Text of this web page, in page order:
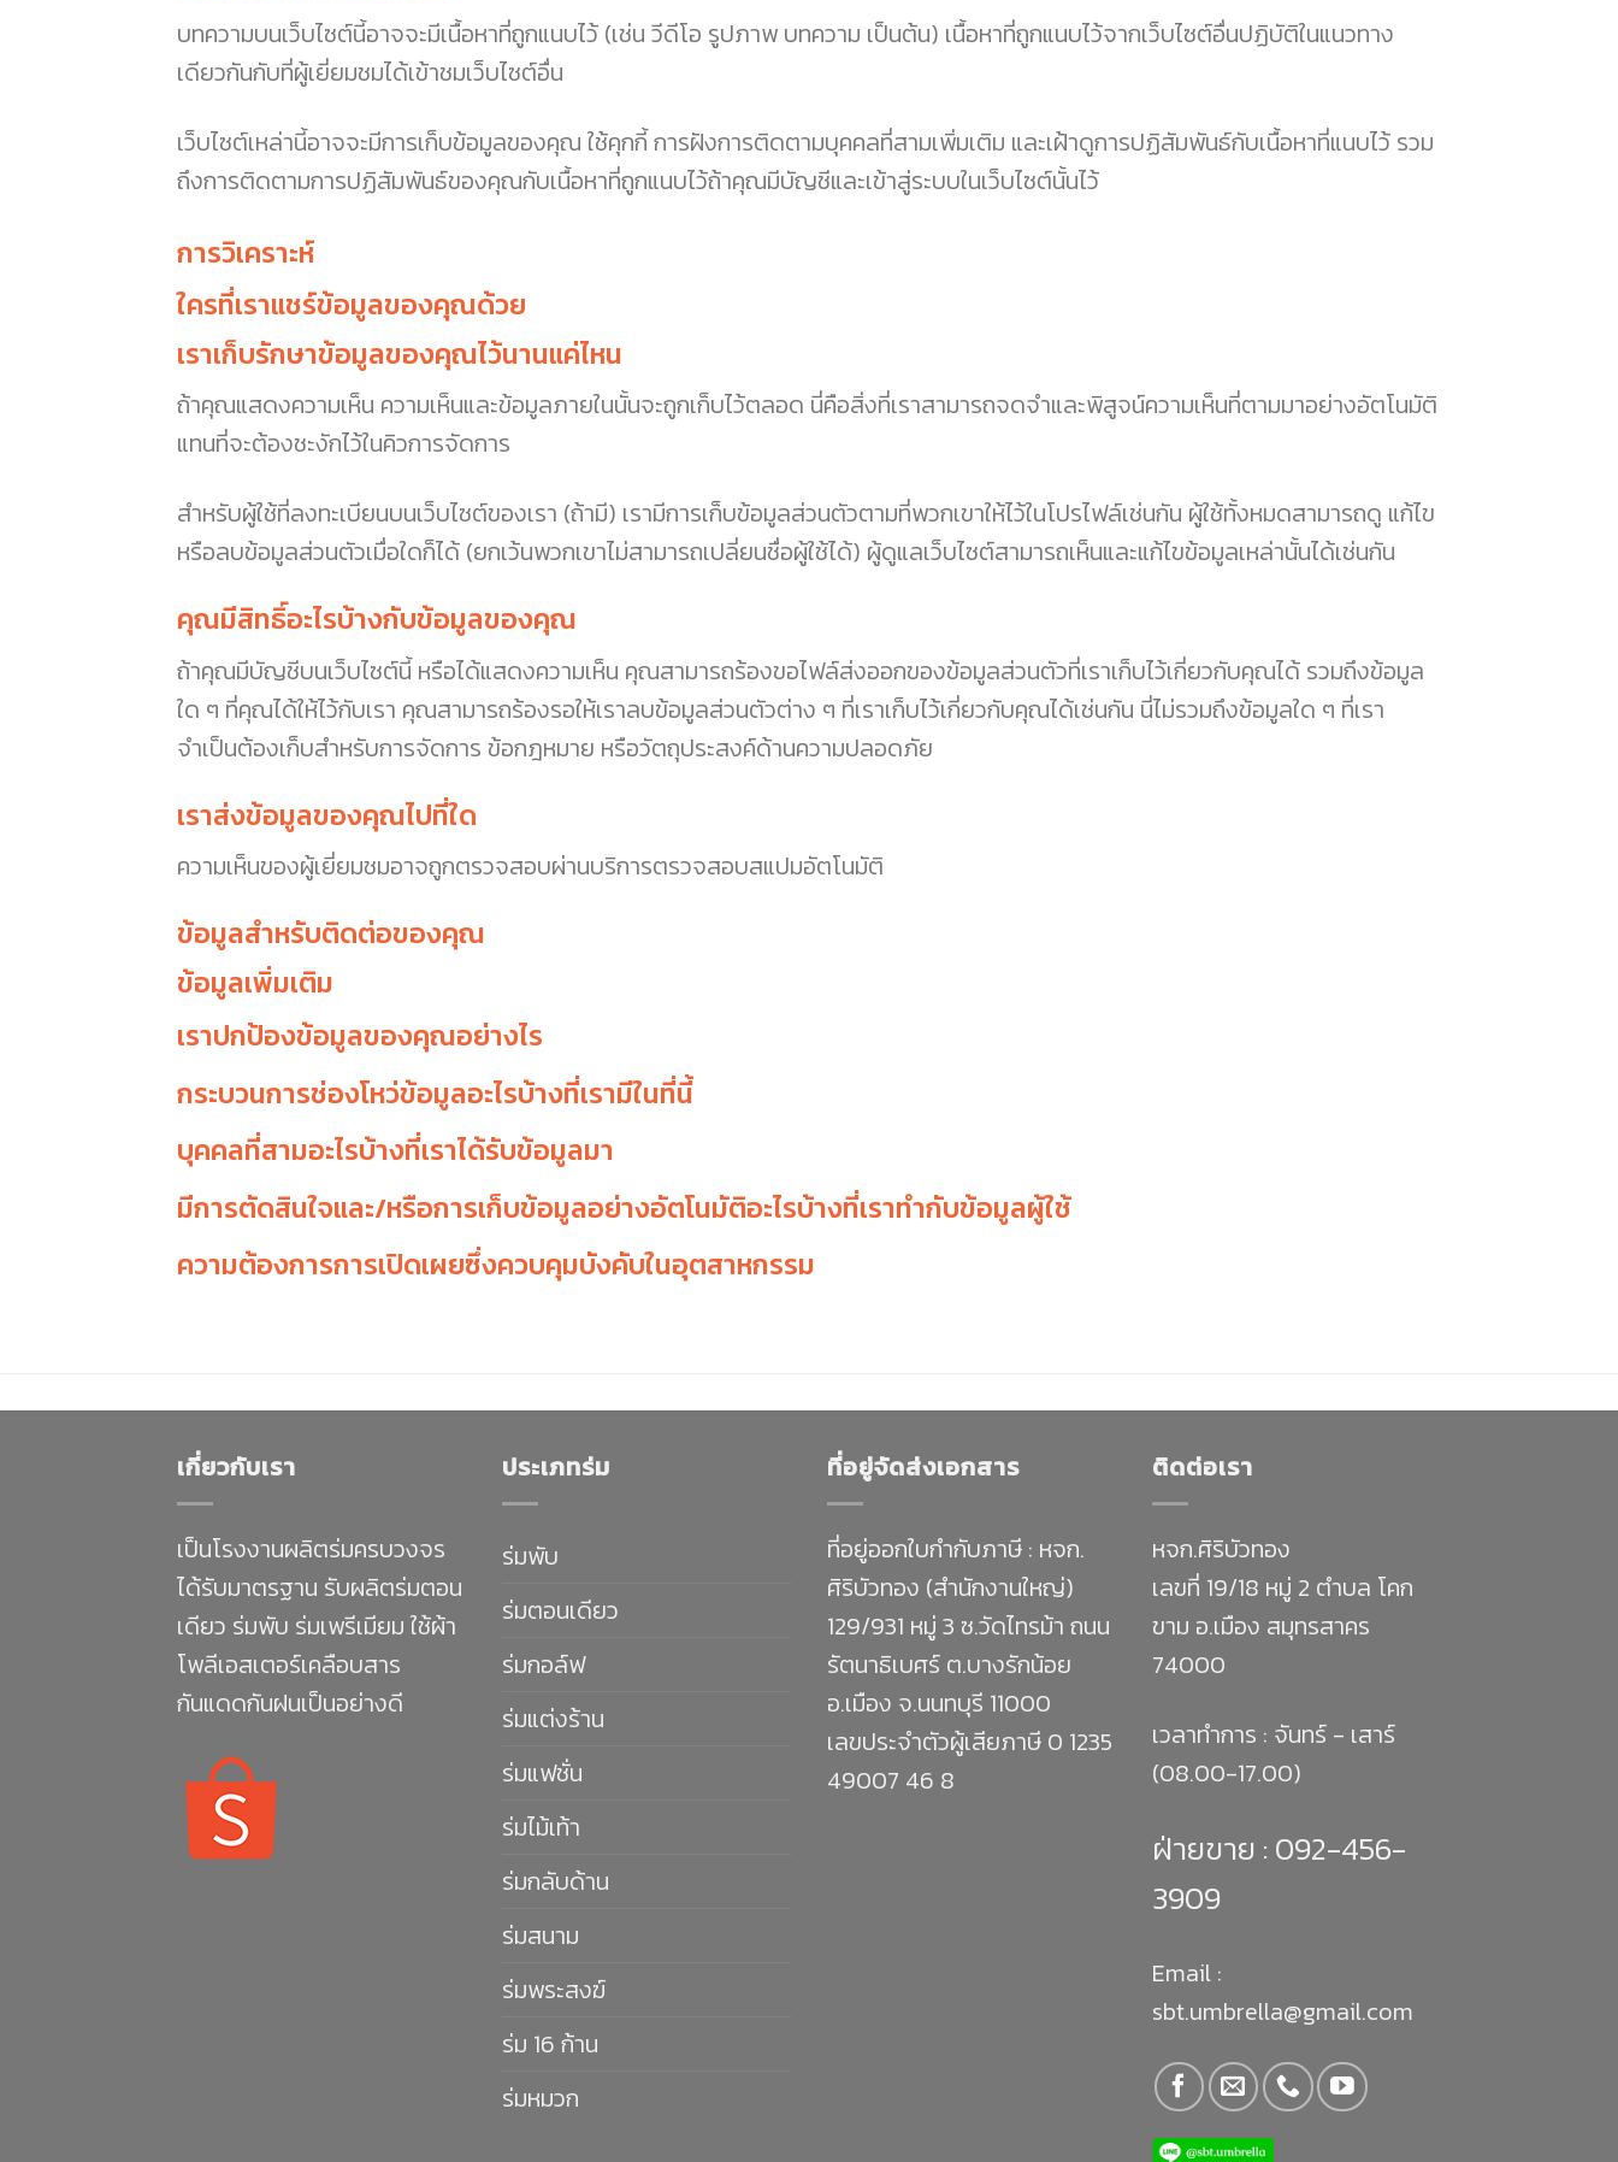
บทความบนเว็บไซต์นี้อาจจะมีเนื้อหาที่ถูกแนบไว้ (เช่น วีดีโอ รูปภาพ บทความ เป็นต้น) เนื้อหาที่ถูกแนบไว้จากเว็บไซต์อื่นปฏิบัติในแนวทาง
เดียวกันกับที่ผู้เยี่ยมชมได้เข้าชมเว็บไซต์อื่น
เว็บไซต์เหล่านี้อาจจะมีการเก็บข้อมูลของคุณ ใช้คุกกี้ การฝังการติดตามบุคคลที่สามเพิ่มเติม และเฝ้าดูการปฏิสัมพันธ์กับเนื้อหาที่แนบไว้ รวม
ถึงการติดตามการปฏิสัมพันธ์ของคุณกับเนื้อหาที่ถูกแนบไว้ถ้าคุณมีบัญชีและเข้าสู่ระบบในเว็บไซต์นั้นไว้
การวิเคราะห์
ใครที่เราแชร์ข้อมูลของคุณด้วย
เราเก็บรักษาข้อมูลของคุณไว้นานแค่ไหน
ถ้าคุณแสดงความเห็น ความเห็นและข้อมูลภายในนั้นจะถูกเก็บไว้ตลอด นี่คือสิ่งที่เราสามารถจดจำและพิสูจน์ความเห็นที่ตามมาอย่างอัตโนมัติ
แทนที่จะต้องชะงักไว้ในคิวการจัดการ
สำหรับผู้ใช้ที่ลงทะเบียนบนเว็บไซต์ของเรา (ถ้ามี) เรามีการเก็บข้อมูลส่วนตัวตามที่พวกเขาให้ไว้ในโปรไฟล์เช่นกัน ผู้ใช้ทั้งหมดสามารถดู แก้ไข
หรือลบข้อมูลส่วนตัวเมื่อใดก็ได้ (ยกเว้นพวกเขาไม่สามารถเปลี่ยนชื่อผู้ใช้ได้) ผู้ดูแลเว็บไซต์สามารถเห็นและแก้ไขข้อมูลเหล่านั้นได้เช่นกัน
คุณมีสิทธิ์อะไรบ้างกับข้อมูลของคุณ
ถ้าคุณมีบัญชีบนเว็บไซต์นี้ หรือได้แสดงความเห็น คุณสามารถร้องขอไฟล์ส่งออกของข้อมูลส่วนตัวที่เราเก็บไว้เกี่ยวกับคุณได้ รวมถึงข้อมูล
ใด ๆ ที่คุณได้ให้ไว้กับเรา คุณสามารถร้องรอให้เราลบข้อมูลส่วนตัวต่าง ๆ ที่เราเก็บไว้เกี่ยวกับคุณได้เช่นกัน นี่ไม่รวมถึงข้อมูลใด ๆ ที่เรา
จำเป็นต้องเก็บสำหรับการจัดการ ข้อกฎหมาย หรือวัตถุประสงค์ด้านความปลอดภัย
เราส่งข้อมูลของคุณไปที่ใด
ความเห็นของผู้เยี่ยมชมอาจถูกตรวจสอบผ่านบริการตรวจสอบสแปมอัตโนมัติ
ข้อมูลสำหรับติดต่อของคุณ
ข้อมูลเพิ่มเติม
เราปกป้องข้อมูลของคุณอย่างไร
กระบวนการช่องโหว่ข้อมูลอะไรบ้างที่เรามีในที่นี้
บุคคลที่สามอะไรบ้างที่เราได้รับข้อมูลมา
มีการตัดสินใจและ/หรือการเก็บข้อมูลอย่างอัตโนมัติอะไรบ้างที่เราทำกับข้อมูลผู้ใช้
ความต้องการการเปิดเผยซึ่งควบคุมบังคับในอุตสาหกรรม
เกี่ยวกับเรา
เป็นโรงงานผลิตร่มครบวงจร
ได้รับมาตรฐาน รับผลิตร่มตอน
เดียว ร่มพับ ร่มเพรีเมียม ใช้ผ้า
โพลีเอสเตอร์เคลือบสาร
กันแดดกันฝนเป็นอย่างดี
ประเภทร่ม
ร่มพับ
ร่มตอนเดียว
ร่มกอล์ฟ
ร่มแต่งร้าน
ร่มแฟชั่น
ร่มไม้เท้า
ร่มกลับด้าน
ร่มสนาม
ร่มพระสงฆ์
ร่ม 16 ก้าน
ร่มหมวก
ที่อยู่จัดส่งเอกสาร
ที่อยู่ออกใบกำกับภาษี : หจก.
ศิริบัวทอง (สำนักงานใหญ่)
129/931 หมู่ 3 ซ.วัดไทรม้า ถนน
รัตนาธิเบศร์ ต.บางรักน้อย
อ.เมือง จ.นนทบุรี 11000
เลขประจำตัวผู้เสียภาษี 0 1235
49007 46 8
ติดต่อเรา
หจก.ศิริบัวทอง
เลขที่ 19/18 หมู่ 2 ตำบล โคก
ขาม อ.เมือง สมุทรสาคร
74000
เวลาทำการ : จันทร์ - เสาร์
(08.00-17.00)
ฝ่ายขาย : 092-456-
3909
Email :
sbt.umbrella@gmail.com